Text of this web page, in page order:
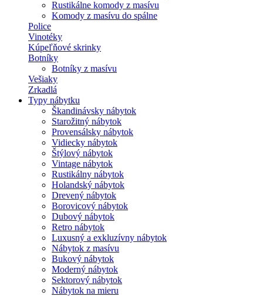
Rustikálne komody z masívu
Komody z masívu do spálne
Police
Vinotéky
Kúpeľňové skrinky
Botníky
Botníky z masívu
Vešiaky
Zrkadlá
Typy nábytku
Škandinávsky nábytok
Starožitný nábytok
Provensálsky nábytok
Vidiecky nábytok
Štýlový nábytok
Vintage nábytok
Rustikálny nábytok
Holandský nábytok
Drevený nábytok
Borovicový nábytok
Dubový nábytok
Retro nábytok
Luxusný a exkluzívny nábytok
Nábytok z masívu
Bukový nábytok
Moderný nábytok
Sektorový nábytok
Nábytok na mieru